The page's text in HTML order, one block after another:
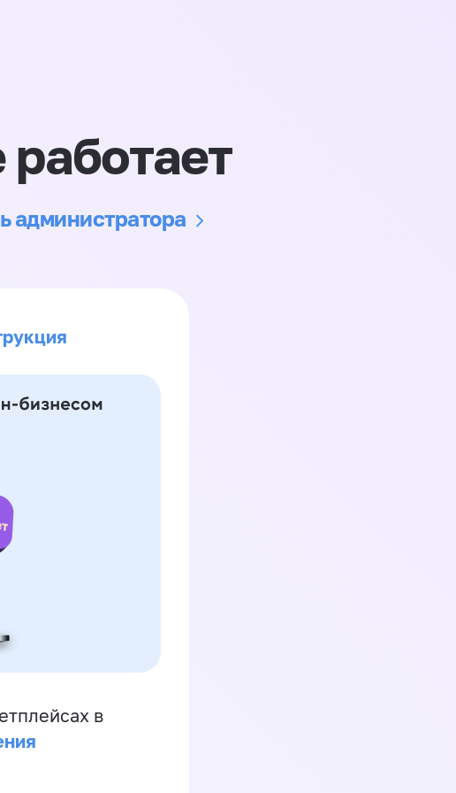
администратора
в